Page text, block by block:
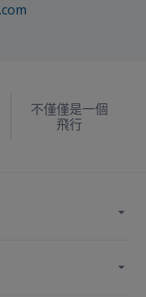
不僅僅是一個
飛行